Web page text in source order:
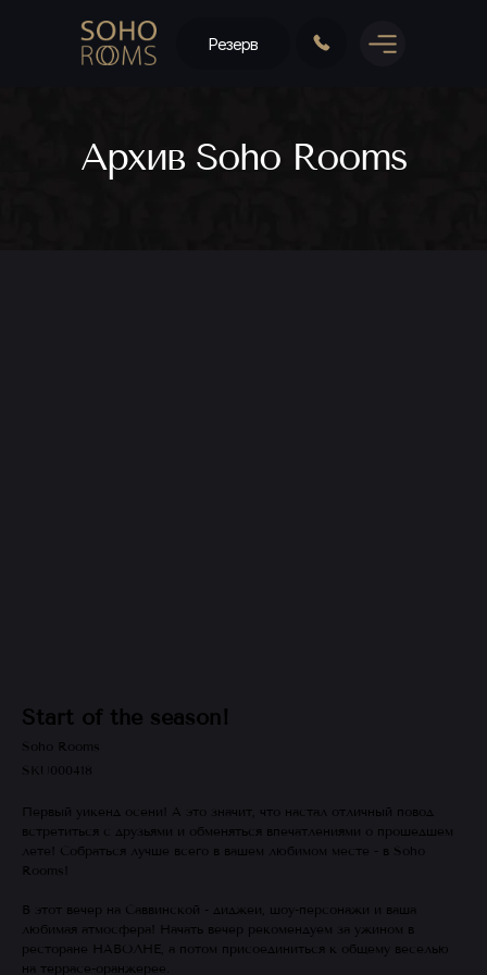
Резерв
Архив Soho Rooms
Start of the season!
Soho Rooms
SKU000418
Первый уикенд осени! А это значит, что настал отличный повод
встретиться с друзьями и обменяться впечатлениями о прошедшем
лете! Собраться лучше всего в вашем любимом месте - в Soho
Rooms!
В этот вечер на Саввинской - диджеи, шоу-персонажи и ваша
любимая атмосфера! Начать вечер рекомендуем за ужином в
ресторане НАВОЛНЕ, а потом присоединиться к общему веселью
на террасе-оранжерее.